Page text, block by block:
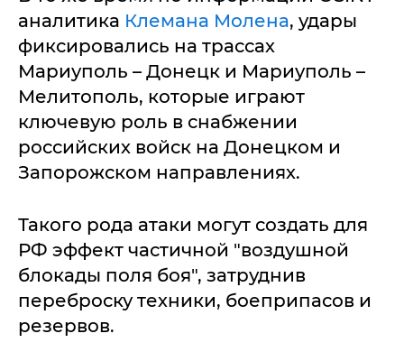
аналитика Клемана Молена, удары
фиксировались на трассах
Мариуполь – Донецк и Мариуполь –
Мелитополь, которые играют
ключевую роль в снабжении
российских войск на Донецком и
Запорожском направлениях.
Такого рода атаки могут создать для
РФ эффект частичной "воздушной
блокады поля боя", затруднив
переброску техники, боеприпасов и
резервов.